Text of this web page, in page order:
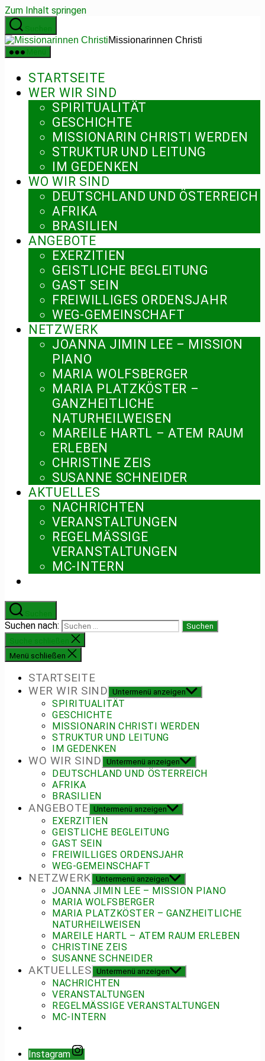
Zum Inhalt springen
Missionarinnen Christi
STARTSEITE
WER WIR SIND
SPIRITUALITÄT
GESCHICHTE
MISSIONARIN CHRISTI WERDEN
STRUKTUR UND LEITUNG
IM GEDENKEN
WO WIR SIND
DEUTSCHLAND UND ÖSTERREICH
AFRIKA
BRASILIEN
ANGEBOTE
EXERZITIEN
GEISTLICHE BEGLEITUNG
GAST SEIN
FREIWILLIGES ORDENSJAHR
WEG-GEMEINSCHAFT
NETZWERK
JOANNA JIMIN LEE – MISSION
PIANO
MARIA WOLFSBERGER
MARIA PLATZKÖSTER –
GANZHEITLICHE
NATURHEILWEISEN
MAREILE HARTL – ATEM RAUM
ERLEBEN
CHRISTINE ZEIS
SUSANNE SCHNEIDER
AKTUELLES
NACHRICHTEN
VERANSTALTUNGEN
REGELMÄSSIGE V
ERANSTALTUNGEN
MC-INTERN
Suchen nach:
Menü schließen
STARTSEITE
WER WIR SIND
Untermenü anzeigen
SPIRITUALITÄT
GESCHICHTE
MISSIONARIN CHRISTI WERDEN
STRUKTUR UND LEITUNG
IM GEDENKEN
WO WIR SIND Untermenü anzeigen
DEUTSCHLAND UND ÖSTERREICH
AFRIKA
BRASILIEN
ANGEBOTE Untermenü anzeigen
EXERZITIEN
GEISTLICHE BEGLEITUNG
GAST SEIN
FREIWILLIGES ORDENSJAHR
WEG-GEMEINSCHAFT
NETZWERK Untermenü anzeigen
JOANNA JIMIN LEE – MISSION PIANO
MARIA WOLFSBERGER
MARIA PLATZKÖSTER – GANZHEITLICHE
NATURHEILWEISEN
MAREILE HARTL – ATEM RAUM ERLEBEN
CHRISTINE ZEIS
SUSANNE SCHNEIDER
AKTUELLES Untermenü anzeigen
NACHRICHTEN
VERANSTALTUNGEN
REGELMÄSSIGE VERANSTALTUNGEN
MC-INTERN
Instagram